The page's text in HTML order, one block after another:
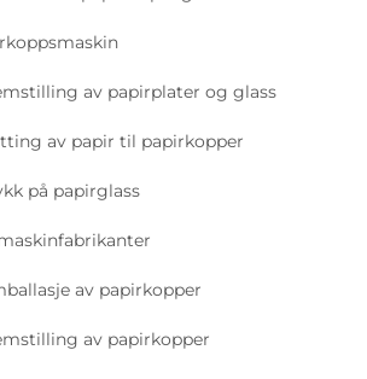
av papirplater og glass
av papir til papirkopper
på papirglass
av papirkopper
av papirkopper